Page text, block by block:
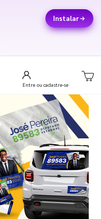
Instalar
Entre ou cadastre-se
Next